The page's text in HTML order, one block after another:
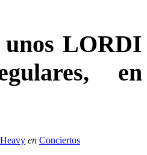
LORDI
en
en Conciertos